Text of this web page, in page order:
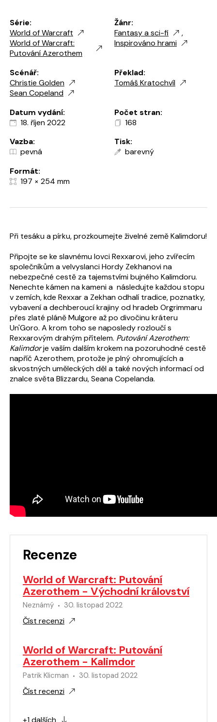
Série:
World of Warcraft
World of Warcraft:
Putování Azerothem
Žánr:
Fantasy a sci-fi
,
Inspirováno hrami
Scénář:
Christie Golden
Sean Copeland
Překlad:
Tomáš Kratochvíl
Datum vydání:
18. říjen 2022
Počet stran:
168
Vazba:
pevná
Tisk:
barevný
Formát:
197 × 254 mm
Při tesáku a pírku, prozkoumejte živelné země Kalimdoru!
Připojte se ke slavnému lovci Rexxarovi, jeho zvířecím
společníkům a velvyslanci Hordy Zekhanovi na
nebezpečné cestě za tajemstvími bujného Kalimdoru.
Nenechte kámen na kameni a následujte každou stopu
v zemích, kde Rexxar a Zekhan odhalí tradice, poznatky,
vybavení a dechberoucí krajiny od hradeb Orgrimmaru
přes zlaté pláně Mulgore až po divočinu kráteru
Un'Goro. A krom toho se naposledy rozloučí s
Rexxarovým drahým přítelem. Putování Azerothem:
Kalimdorje vaším dalším krokem na pozoruhodné cestě
napříč Azerothem, protože je plný ohromujících a
skvostných uměleckých děl a také nových informací od
znalce světa Blizzardu, Seana Copelanda.
Recenze
World of Warcraft: Putování
Azerothem - Východní království
Neznámý 30. listopad 2022
Číst recenzi
World of Warcraft: Putování
Azerothem - Kalimdor
Patrik Klicman 30. listopad 2022
Číst recenzi
+1 dalších